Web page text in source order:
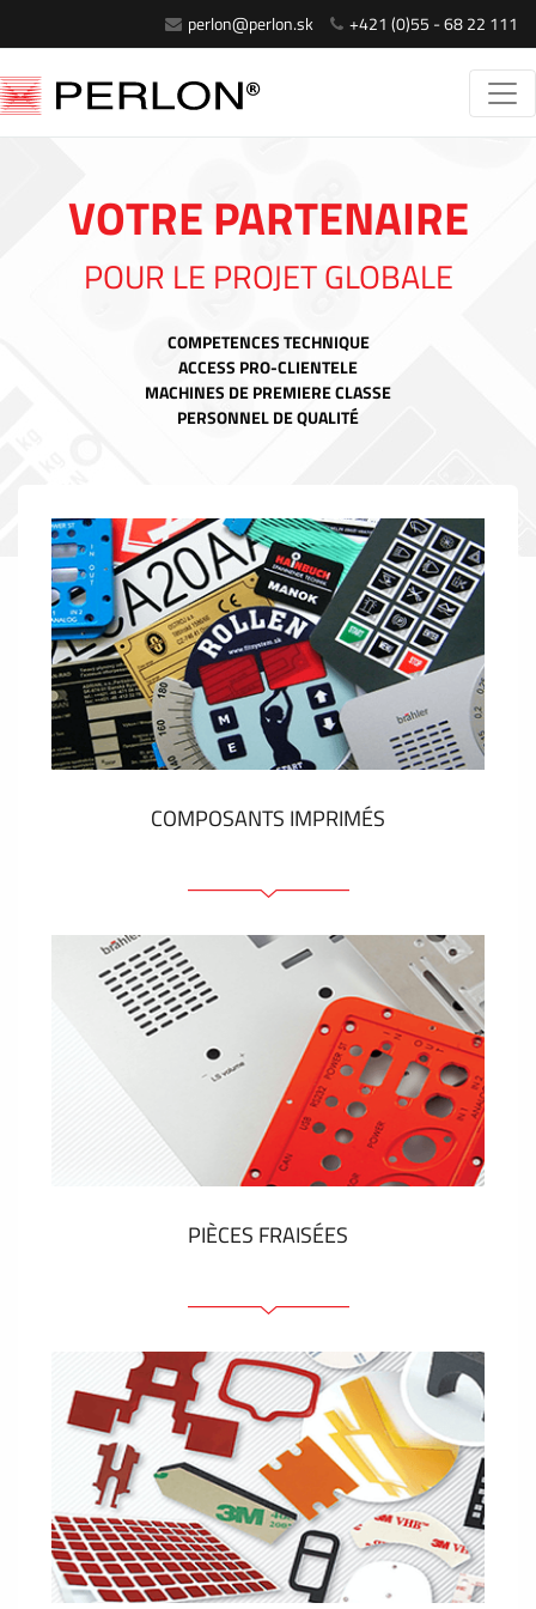
perlon@perlon.sk +421 (0)55 - 68 22 111
VOTRE PARTENAIRE
POUR LE PROJET GLOBALE
COMPETENCES TECHNIQUE
ACCESS PRO-CLIENTELE
MACHINES DE PREMIERE CLASSE
PERSONNEL DE QUALITÉ
COMPOSANTS IMPRIMÉS
Faces avant plastique
Clavier a membrane
Plaques industrielles métalliques
Autocollants et étiquettes
Étiquettes en plastique et tags
VOIR PLUS
PIÈCES FRAISÉES
Face avant ou arrière en aluminium ou matière
plastique
Panneaux anodisés
Panneaux colorés
Panneaux avec éléments de presse
Étiquettes gravees